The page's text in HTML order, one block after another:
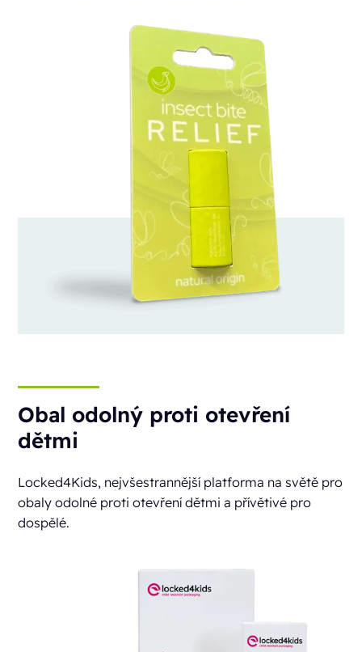
Obal odolný proti otevření
dětmi
Locked4Kids, nejvšestrannější platforma na světě pro
obaly odolné proti otevření dětmi a přívětivé pro
dospělé.